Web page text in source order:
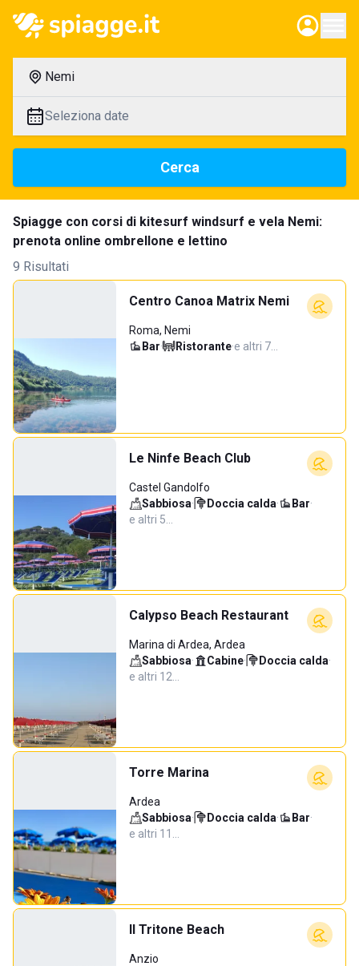
Nemi
Seleziona date
Cerca
Spiagge con corsi di kitesurf windsurf e vela Nemi:
prenota online ombrellone e lettino
9 Risultati
Centro Canoa Matrix Nemi
Roma, Nemi
Bar· Ristorante·e altri 7…
Le Ninfe Beach Club
Castel Gandolfo
Sabbiosa· Doccia calda· Bar·
e altri 5…
Calypso Beach Restaurant
Marina di Ardea, Ardea
Sabbiosa· Cabine· Doccia calda·
e altri 12…
Torre Marina
Ardea
Sabbiosa· Doccia calda· Bar·
e altri 11…
Il Tritone Beach
Anzio